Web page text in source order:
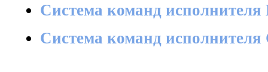
Система команд
Система команд